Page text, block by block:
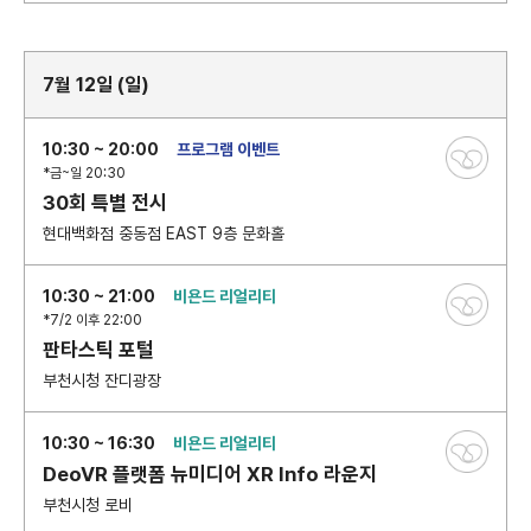
7월 12일 (일)
10:30 ~ 20:00
*금~일 20:30
프로그램 이벤트
30회 특별 전시
현대백화점 중동점 EAST 9층 문화홀
10:30 ~ 21:00
*7/2 이후 22:00
비욘드 리얼리티
판타스틱 포털
부천시청 잔디광장
10:30 ~ 16:30 비욘드 리얼리티
DeoVR 플랫폼 뉴미디어 XR Info 라운지
부천시청 로비